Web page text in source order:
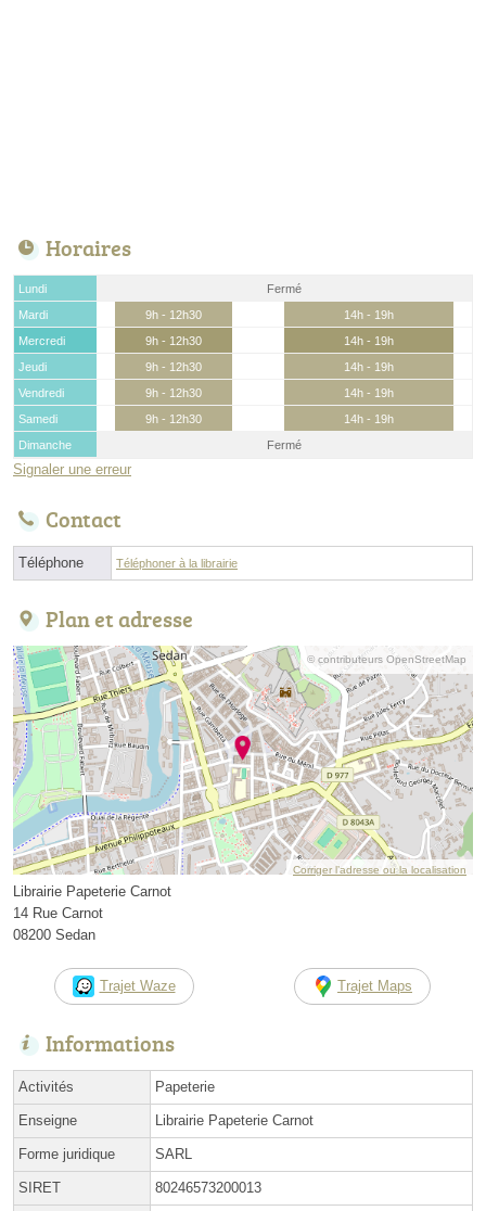
Horaires
Lundi
Fermé
Mardi
9h - 12h30
14h - 19h
Mercredi
9h - 12h30
14h - 19h
Jeudi
9h - 12h30
14h - 19h
Vendredi
9h - 12h30
14h - 19h
Samedi
9h - 12h30
14h - 19h
Dimanche
Fermé
Signaler une erreur
Contact
Téléphone Téléphoner à la librairie
Plan et adresse
© contributeurs OpenStreetMap
Corriger l’adresse ou la localisation
Librairie Papeterie Carnot
14 Rue Carnot
08200 Sedan
Trajet Waze Trajet Maps
Informations
Activités Papeterie
Enseigne Librairie Papeterie Carnot
Forme juridique SARL
SIRET 80246573200013